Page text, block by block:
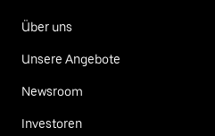
Über uns
Unsere Angebote
Newsroom
Investoren